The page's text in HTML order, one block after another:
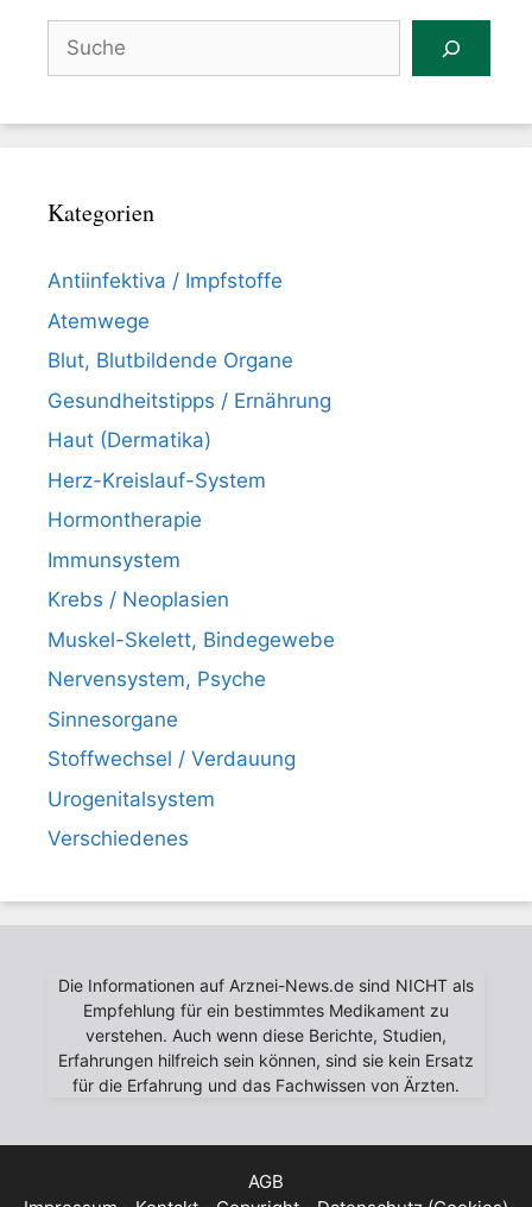
Suchen
Kategorien
Antiinfektiva / Impfstoffe
Atemwege
Blut, Blutbildende Organe
Gesundheitstipps / Ernährung
Haut (Dermatika)
Herz-Kreislauf-System
Hormontherapie
Immunsystem
Krebs / Neoplasien
Muskel-Skelett, Bindegewebe
Nervensystem, Psyche
Sinnesorgane
Stoffwechsel / Verdauung
Urogenitalsystem
Verschiedenes
Die Informationen auf Arznei-News.de sind NICHT als
Empfehlung für ein bestimmtes Medikament zu
verstehen. Auch wenn diese Berichte, Studien,
Erfahrungen hilfreich sein können, sind sie kein Ersatz
für die Erfahrung und das Fachwissen von Ärzten.
AGB